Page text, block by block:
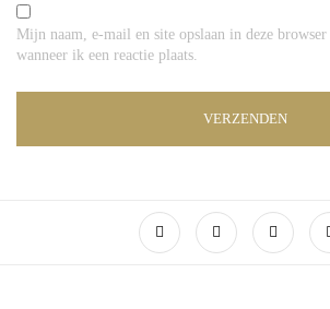
Mijn naam, e-mail en site opslaan in deze
wanneer ik een reactie plaats.